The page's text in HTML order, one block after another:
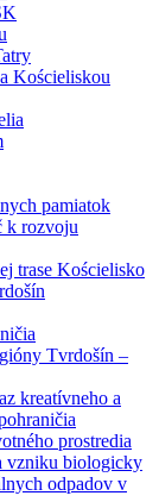
Kościeliskou
pamiatok
k rozvoju
trase Kościelisko
Tvrdošín –
kreatívneho a
prostredia
vzniku biologicky
odpadov v